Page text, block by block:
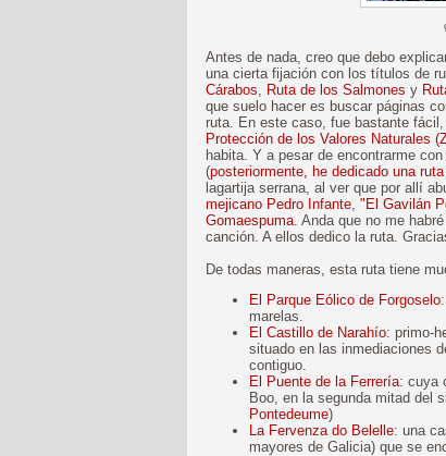
Antes de nada, creo que debo
una cierta fijación con los títulos de
Cárabos, Ruta de los Salmones y
que suelo hacer es buscar páginas
ruta. En este caso, fue bastante
Protección de los Valores Naturales
habita. Y a pesar de encontrarme
(posteriormente, he dedicado una
lagartija serrana, al ver que por allí
mejicano Pedro Infante, "El Gavilán
Gomaespuma. Anda que no me
canción. A ellos dedico la ruta.
De todas maneras, esta ruta tiene
El Parque Eólico de Forgoselo
marelas.
El Castillo de Narahío: primo-
situado en las inmediaciones
contiguo.
El Puente de la Ferrería: cuya
Boo, en la segunda mitad del
Pontedeume)
La Fervenza do Belelle: una
mayores de Galicia) que se